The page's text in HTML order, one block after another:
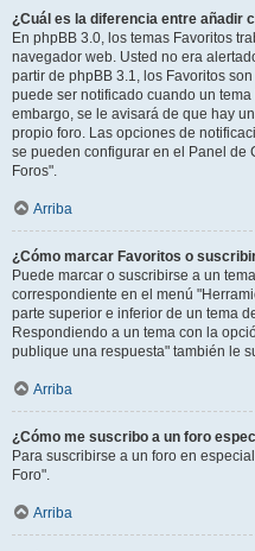
¿Cuál es la diferencia entre añadir
En phpBB 3.0, los temas Favoritos
navegador web. Usted no era
partir de phpBB 3.1, los Favoritos
puede ser notificado cuando un
embargo, se le avisará de que hay
propio foro. Las opciones de
se pueden configurar en el Panel de
Foros".
Arriba
¿Cómo marcar Favoritos o
Puede marcar o suscribirse a un
correspondiente en el menú
parte superior e inferior de un tema
Respondiendo a un tema con la
publique una respuesta" también le
Arriba
¿Cómo me suscribo a un foro
Para suscribirse a un foro en
Foro".
Arriba